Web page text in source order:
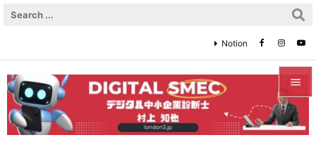


メニュ
Notion